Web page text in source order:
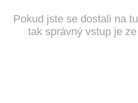
Pokud jste se dostali na
tak správný vstup je